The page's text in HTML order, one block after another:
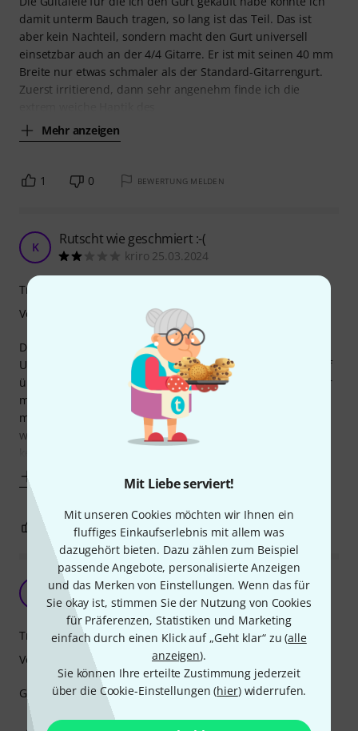
Mit Liebe serviert!
Mit unseren Cookies möchten wir Ihnen ein
fluffiges Einkaufserlebnis mit allem was
dazugehört bieten. Dazu zählen zum Beispiel
passende Angebote, personalisierte Anzeigen
und das Merken von Einstellungen. Wenn das für
Sie okay ist, stimmen Sie der Nutzung von Cookies
für Präferenzen, Statistiken und Marketing
einfach durch einen Klick auf „Geht klar“ zu (alle
anzeigen).
Sie können Ihre erteilte Zustimmung jederzeit
über die Cookie-Einstellungen (hier) widerrufen.
damit unterm Bauch tragen, so lang ist das Teil. Das ist
aber kein Nachteil, sondern macht den Gurt universell
einsetzbar auch an der 4/4 Gitarre. Er ist mit seinen 40 mm
Breite nur etwas schmaler als der Standard-Gitarrengurt.
Zuerst irritierend, dann sehr angenehm finde ich die
Mehr anzeigen
1 0 BEWERTUNG MELDEN
K Rutscht wie geschmiert :-(
kriro 25.03.2024
Dieser Gurt ist leider für meinen Anwendungszweck (Bass-
Ukulele) komplett ungeeignet: Das Gurtmaterial rutscht auf
üblichen Textilien (sprich: T-Shirt et al.) so sehr, dass es für
mich unmöglich ist, auch nur einen Lagenwechsel zu
machen, da die Ukulele sofort mit dem Gurt verrutscht,
wenn man sie auch nur Sekundenbruchteile loslässt. Es ist
Tragekomfort
Verarbeitung
0 1 BEWERTUNG MELDEN
Tut was es soll
Ich, nicht du 04.10.2023
Gut verarbeitet, guter Preis und einfach zufriedenstellend.
Tragekomfort
Verarbeitung